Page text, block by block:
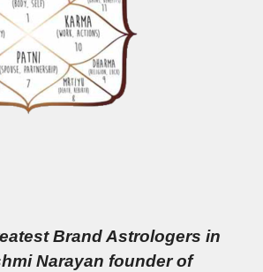
Brand Astrologers in
Narayan founder of